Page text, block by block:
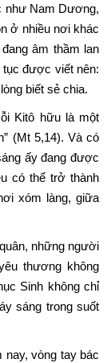
như Nam Dương,
ở nhiều nơi khác
âm thầm lan
tục được viết nên:
biết sẻ chia.
Kitô hữu là một
(Mt 5,14). Và có
ấy đang được
có thể trở thành
xóm làng, giữa
những người
thương không
Sinh không chỉ
sáng trong suốt
nay, vòng tay bác